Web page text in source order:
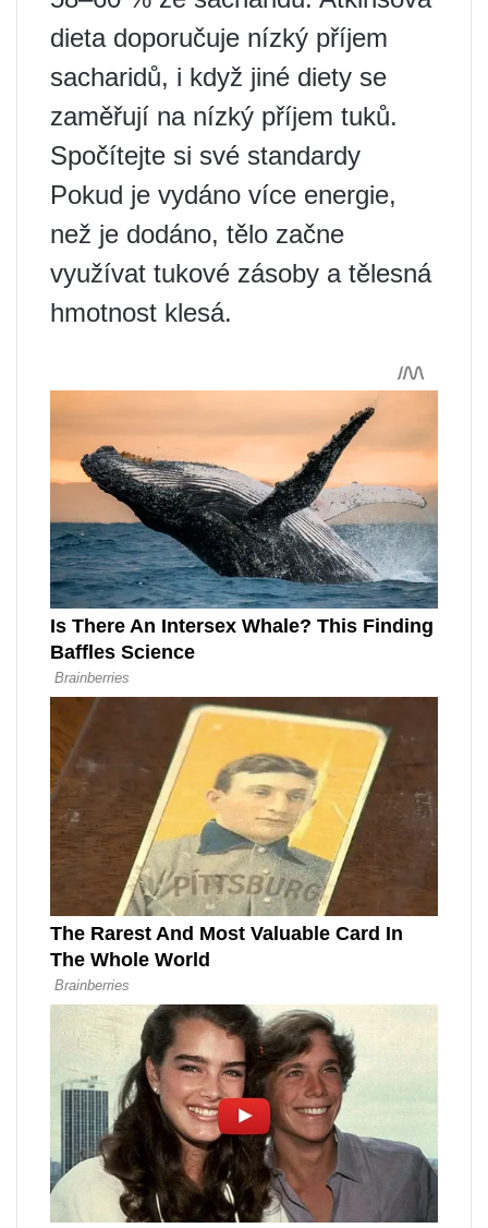
dieta doporučuje nízký příjem
sacharidů, i když jiné diety se
zaměřují na nízký příjem tuků.
Spočítejte si své standardy
Pokud je vydáno více energie,
než je dodáno, tělo začne
využívat tukové zásoby a tělesná
hmotnost klesá.